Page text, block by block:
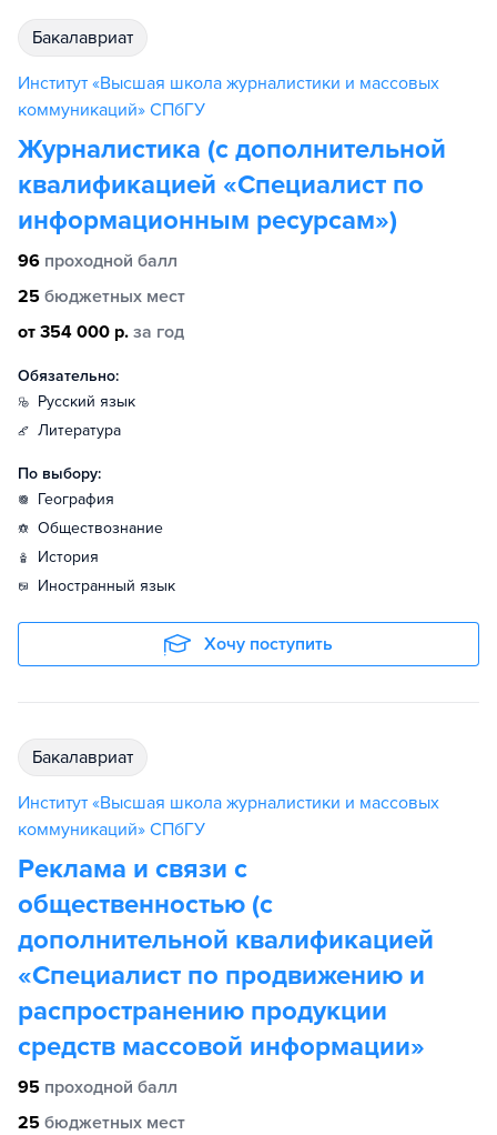
бакалавриат
Институт «Высшая школа журналистики и массовых
коммуникаций» СПбГУ
Журналистика (с дополнительной
квалификацией «Специалист по
информационным ресурсам»)
96 проходной балл
25 бюджетных мест
от 354 000 р. за год
Обязательно:
русский язык
литература
По выбору:
география
обществознание
история
иностранный язык
Хочу поступить
бакалавриат
Институт «Высшая школа журналистики и массовых
коммуникаций» СПбГУ
Реклама и связи с
общественностью (с
дополнительной квалификацией
«Специалист по продвижению и
распространению продукции
средств массовой информации»
95 проходной балл
25 бюджетных мест